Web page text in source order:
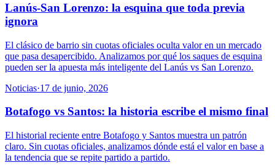
Lanús-San Lorenzo: la esquina que toda previa
ignora
El clásico de barrio sin cuotas oficiales oculta valor en un mercado
que pasa desapercibido. Analizamos por qué los saques de esquina
pueden ser la apuesta más inteligente del Lanús vs San Lorenzo.
Noticias·17 de junio, 2026
Botafogo vs Santos: la historia escribe el mismo final
El historial reciente entre Botafogo y Santos muestra un patrón
claro. Sin cuotas oficiales, analizamos dónde está el valor en base a
la tendencia que se repite partido a partido.